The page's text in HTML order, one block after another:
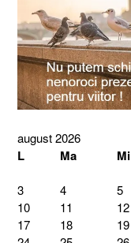
august 2026
L Ma Mi
3
4 5
10
11 12
17
18 19